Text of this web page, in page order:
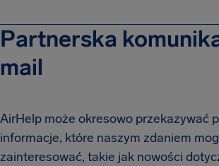
Partnerska
mail
AirHelp może okresowo przekazywać
informacje, które naszym zdaniem
zainteresować, takie jak nowości